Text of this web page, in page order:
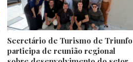
Secretário de Turismo de Triunfo
participa de reunião regional